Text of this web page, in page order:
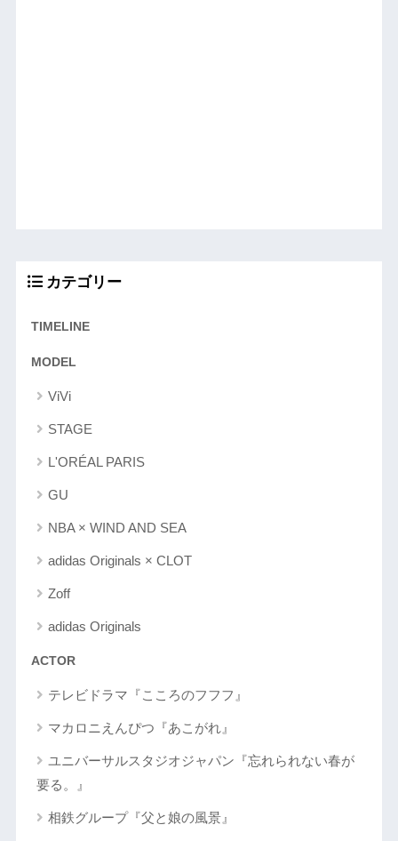
カテゴリー
TIMELINE
MODEL
ViVi
STAGE
L'ORÉAL PARIS
GU
NBA × WIND AND SEA
adidas Originals × CLOT
Zoff
adidas Originals
ACTOR
テレビドラマ『こころのフフフ』
マカロニえんぴつ『あこがれ』
ユニバーサルスタジオジャパン『忘れられない春が
要る。』
相鉄グループ『父と娘の風景』